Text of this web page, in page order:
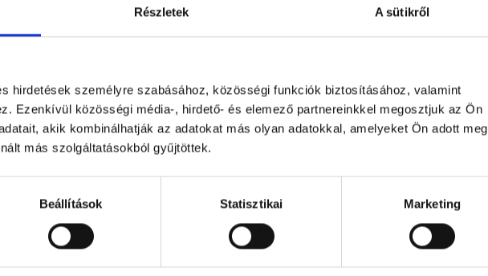
Részletek A sütikről
hirdetések személyre szabásához, közösségi funkciók biztosításához, valamint
Ezenkívül közösségi média-, hirdető- és elemező partnereinkkel megosztjuk az Ön
akik kombinálhatják az adatokat más olyan adatokkal, amelyeket Ön adott meg
más szolgáltatásokból gyűjtöttek.
Beállítások Statisztikai Marketing